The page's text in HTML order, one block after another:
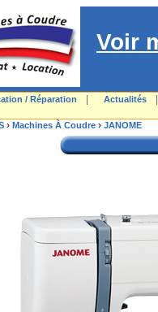
Voir
/ Réparation Actualités
› Machines À Coudre › JANOME